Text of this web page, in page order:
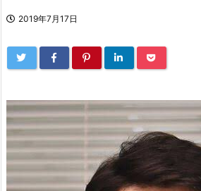
2019年7月17日